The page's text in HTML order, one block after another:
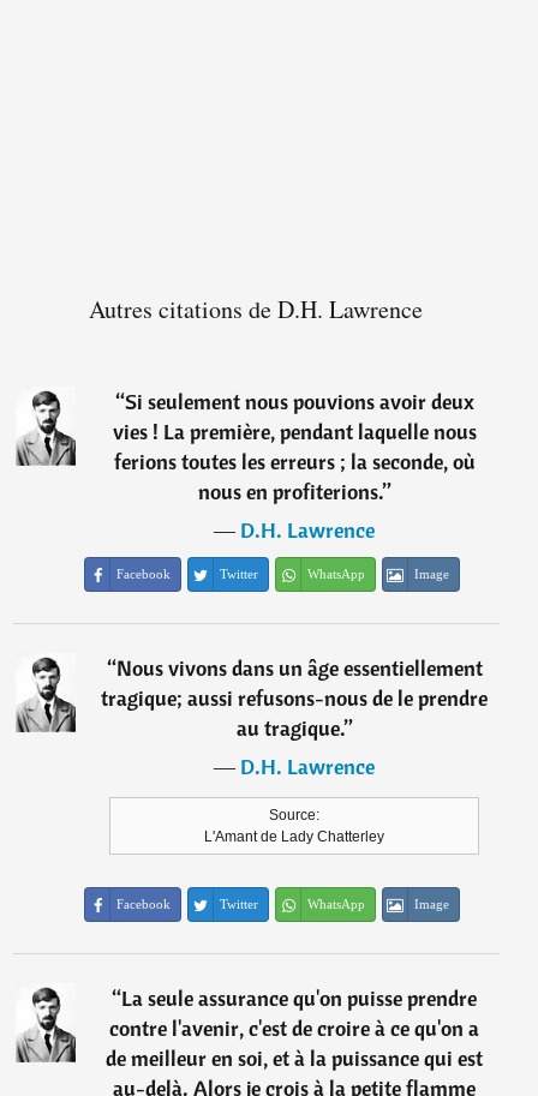
Autres citations de D.H. Lawrence
“Si seulement nous pouvions avoir deux
vies ! La première, pendant laquelle nous
ferions toutes les erreurs ; la seconde, où
nous en profiterions.”
―D.H. Lawrence
Facebook Twitter WhatsApp Image
“Nous vivons dans un âge essentiellement
tragique; aussi refusons-nous de le prendre
au tragique.”
―D.H. Lawrence
Source:
L'Amant de Lady Chatterley
Facebook Twitter WhatsApp Image
“La seule assurance qu'on puisse prendre
contre l'avenir, c'est de croire à ce qu'on a
de meilleur en soi, et à la puissance qui est
au-delà. Alors je crois à la petite flamme